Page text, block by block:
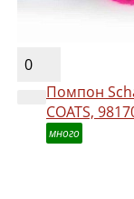
0
Помпон
COATS,
много